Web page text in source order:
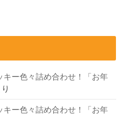
ー色々詰め合わせ！「お年
ー色々詰め合わせ！「お年